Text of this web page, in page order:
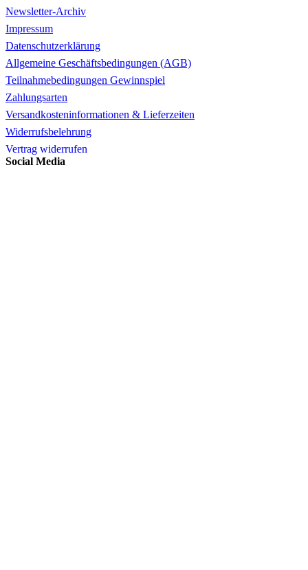
Newsletter-Archiv
Impressum
Datenschutzerklärung
Allgemeine Geschäftsbedingungen (AGB)
Teilnahmebedingungen Gewinnspiel
Zahlungsarten
Versandkosteninformationen & Lieferzeiten
Widerrufsbelehrung
Vertrag widerrufen
Social Media